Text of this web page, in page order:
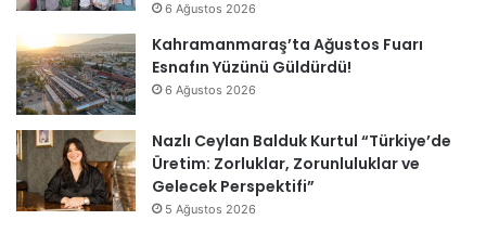
6 Ağustos 2026
Kahramanmaraş’ta Ağustos Fuarı
Esnafın Yüzünü Güldürdü!
6 Ağustos 2026
Nazlı Ceylan Balduk Kurtul “Türkiye’de
Üretim: Zorluklar, Zorunluluklar ve
Gelecek Perspektifi”
5 Ağustos 2026